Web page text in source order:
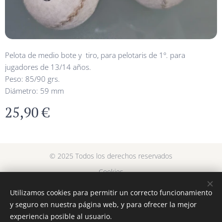
Pelota de medio bote y tiro, para pelotaris de 1º. para
jugadores de 13/14 años.
Peso: 85/90 grs.
Diámetro: 59 mm
25,90€
© 2025 Todos los derechos reservados
Cookies
Idiomas
Español
Euskara
Utilizamos cookies para permitir un correcto funcionamiento
y seguro en nuestra página web, y para ofrecer la mejor
experiencia posible al usuario.